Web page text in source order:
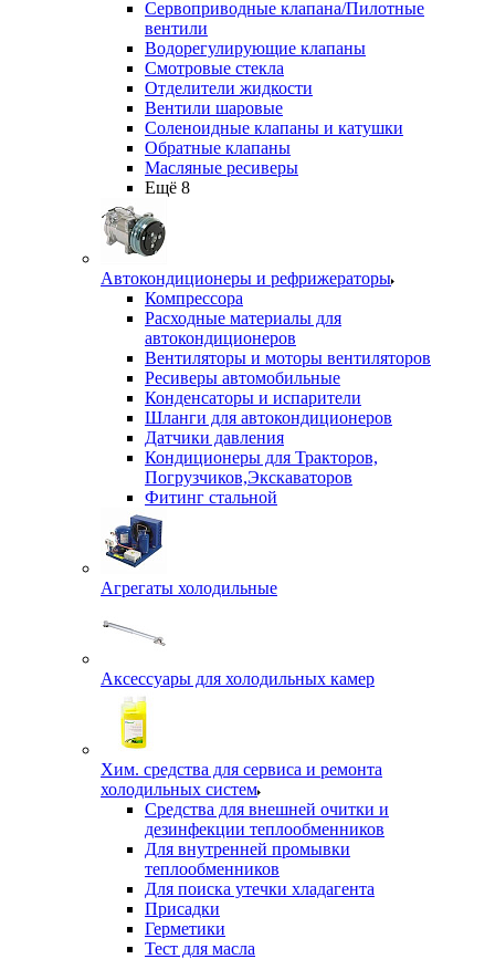
Сервоприводные клапана/Пилотные
вентили
Водорегулирующие клапаны
Смотровые стекла
Отделители жидкости
Вентили шаровые
Соленоидные клапаны и катушки
Обратные клапаны
Масляные ресиверы
Ещё 8
Автокондиционеры и рефрижераторы
Компрессора
Расходные материалы для
автокондиционеров
Вентиляторы и моторы вентиляторов
Ресиверы автомобильные
Конденсаторы и испарители
Шланги для автокондиционеров
Датчики давления
Кондиционеры для Тракторов,
Погрузчиков,Экскаваторов
Фитинг стальной
Агрегаты холодильные
Аксессуары для холодильных камер
Хим. средства для сервиса и ремонта
холодильных систем
Средства для внешней очитки и
дезинфекции теплообменников
Для внутренней промывки
теплообменников
Для поиска утечки хладагента
Присадки
Герметики
Тест для масла